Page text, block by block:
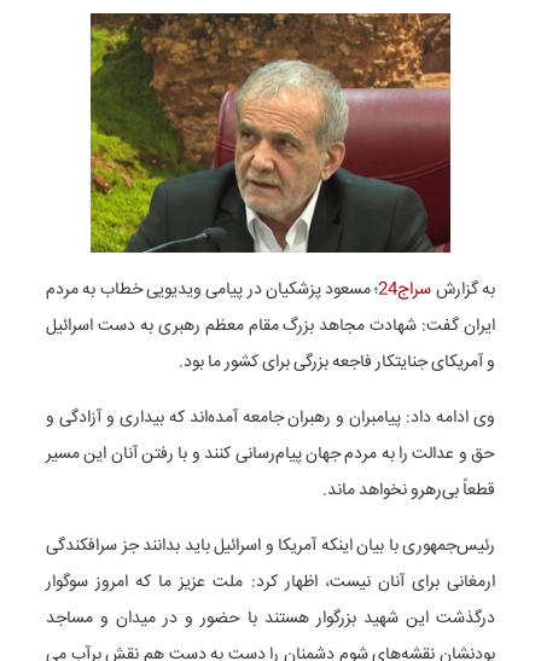
به گزارشسراج24
؛ مسعود پزشکیان در پیامی ویدیویی خطاب به مردم
ایران گفت: شهادت مجاهد بزرگ مقام معظم رهبری به دست اسرائیل
و آمریکای جنایتکار فاجعه بزرگی برای کشور ما بود.
وی ادامه داد: پیامبران و رهبران جامعه آمده‌اند که بیداری و آزادگی و
حق و عدالت را به مردم جهان پیام‌رسانی کنند و با رفتن آنان این مسیر
قطعاً بی‌رهرو نخواهد ماند.
رئیس‌جمهوری با بیان اینکه آمریکا و اسرائیل باید بدانند جز سرافکندگی
ارمغانی برای آنان نیست، اظهار کرد: ملت عزیز ما که امروز سوگوار
درگذشت این شهید بزرگوار هستند با حضور و در میدان و مساجد
بودنشان نقشه‌های شوم دشمنان را دست به دست هم نقش برآب می